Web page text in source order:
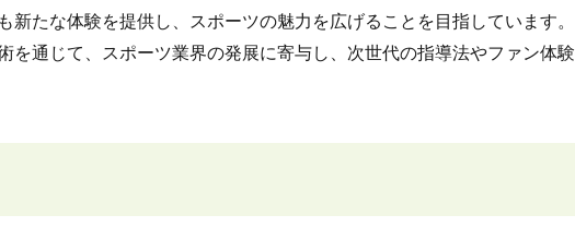
新たな体験を提供し、スポーツの魅力を広げることを目指しています。
を通じて、スポーツ業界の発展に寄与し、次世代の指導法やファン体験